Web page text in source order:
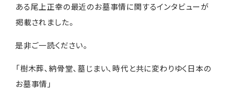
ある尾上正幸の最近のお墓事情に関するインタビューが
掲載されました。
是非ご一読ください。
「樹木葬、納骨堂、墓じまい、時代と共に変わりゆく日本の
お墓事情」